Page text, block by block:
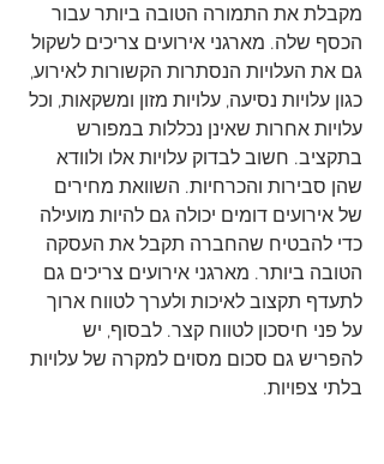
מקבלת את התמורה הטובה ביותר עבור
הכסף שלה. מארגני אירועים צריכים לשקול
גם את העלויות הנסתרות הקשורות לאירוע,
כגון עלויות נסיעה, עלויות מזון ומשקאות, וכל
עלויות אחרות שאינן נכללות במפורש
בתקציב. חשוב לבדוק עלויות אלו ולוודא
שהן סבירות והכרחיות. השוואת מחירים
של אירועים דומים יכולה גם להיות מועילה
כדי להבטיח שהחברה תקבל את העסקה
הטובה ביותר. מארגני אירועים צריכים גם
לתעדף תקצוב לאיכות ולערך לטווח ארוך
על פני חיסכון לטווח קצר. לבסוף, יש
להפריש גם סכום מסוים למקרה של עלויות
בלתי צפויות.